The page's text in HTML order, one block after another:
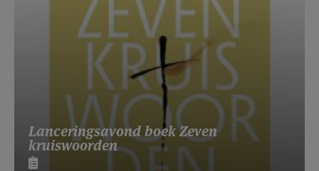
Lanceringsavond boek Zeven
kruiswoorden